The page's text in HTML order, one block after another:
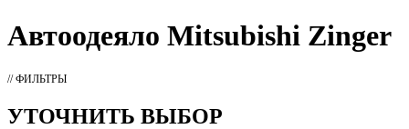
Автоодеяло Mitsubishi Zinger
// ФИЛЬТРЫ
УТОЧНИТЬ ВЫБОР